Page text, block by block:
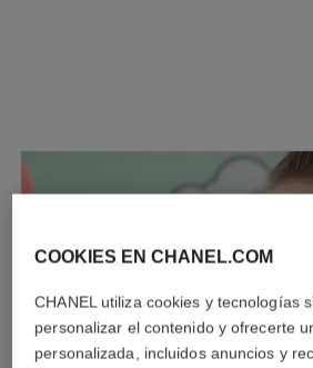
COOKIES EN CHANEL.COM
CHANEL utiliza cookies y tecnologías
personalizar el contenido y ofrecerte
personalizada, incluidos anuncios y